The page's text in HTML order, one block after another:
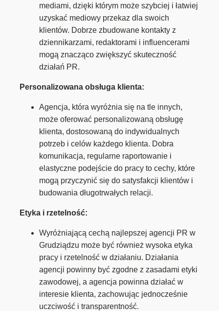
mediami, dzięki którym może szybciej i łatwiej
uzyskać mediowy przekaz dla swoich
klientów. Dobrze zbudowane kontakty z
dziennikarzami, redaktorami i influencerami
mogą znacząco zwiększyć skuteczność
działań PR.
Personalizowana obsługa klienta:
Agencja, która wyróżnia się na tle innych,
może oferować personalizowaną obsługę
klienta, dostosowaną do indywidualnych
potrzeb i celów każdego klienta. Dobra
komunikacja, regularne raportowanie i
elastyczne podejście do pracy to cechy, które
mogą przyczynić się do satysfakcji klientów i
budowania długotrwałych relacji.
Etyka i rzetelność:
Wyróżniającą cechą najlepszej agencji PR w
Grudziądzu może być również wysoka etyka
pracy i rzetelność w działaniu. Działania
agencji powinny być zgodne z zasadami etyki
zawodowej, a agencja powinna działać w
interesie klienta, zachowując jednocześnie
uczciwość i transparentność.